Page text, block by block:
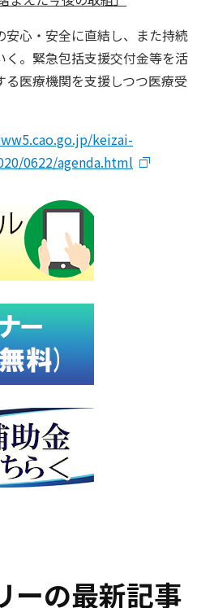
心・安全に直結し、また持続
。緊急包括支援交付金等を活
医療機関を支援しつつ医療受
keizai-
0622/agenda.html
ーの最新記事